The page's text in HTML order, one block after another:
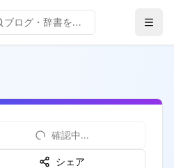
ブログ・辞書を検索...
確認中...
シェア